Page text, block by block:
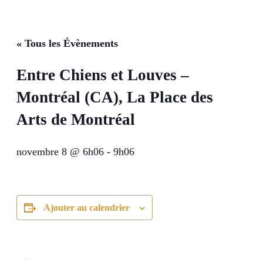
« Tous les Évènements
Entre Chiens et Louves –
Montréal (CA), La Place des
Arts de Montréal
novembre 8 @ 6h06 - 9h06
Ajouter au calendrier